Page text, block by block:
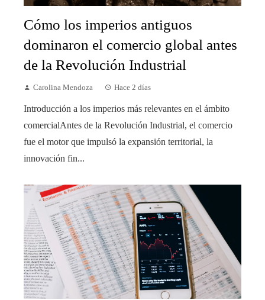
Cómo los imperios antiguos
dominaron el comercio global antes
de la Revolución Industrial
Carolina Mendoza Hace 2 días
Introducción a los imperios más relevantes en el ámbito
comercialAntes de la Revolución Industrial, el comercio
fue el motor que impulsó la expansión territorial, la
innovación fin...